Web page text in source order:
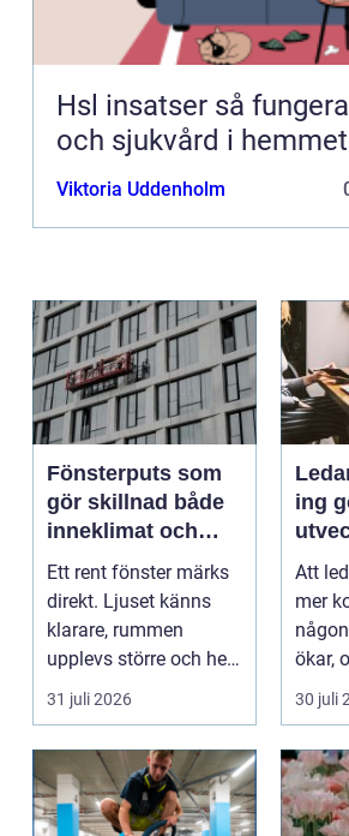
Hsl insatser så fungerar hälso-
och sjukvård i hemmet
Viktoria Uddenholm
Fönsterputs som
gör skillnad både
inneklimat och
utsikt
Ett rent fönster märks
direkt. Ljuset känns
klarare, rummen
upplevs större och hela
hemmet eller kon...
31 juli 2026
ing
Att
mer
ökar,
30 juli